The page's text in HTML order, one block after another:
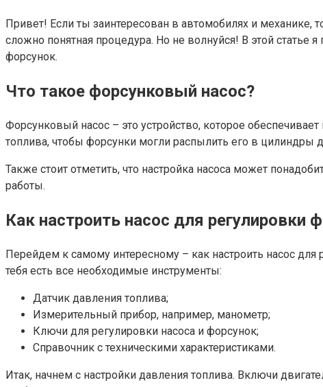
Привет! Если ты заинтересован в автомобилях и механике,
сложно понятная процедура. Но не волнуйся! В этой статье
форсунок.
Что такое форсунковый насос?
Форсунковый насос – это устройство, которое
топлива, чтобы форсунки могли распылить его в цилиндры
Также стоит отметить, что настройка насоса может
работы.
Как настроить насос для регулировки
Перейдем к самому интересному – как настроить насос
тебя есть все необходимые инструменты:
Датчик давления топлива;
Измерительный прибор, например, манометр;
Ключи для регулировки насоса и форсунок;
Справочник с техническими характеристиками.
Итак, начнем с настройки давления топлива. Включи